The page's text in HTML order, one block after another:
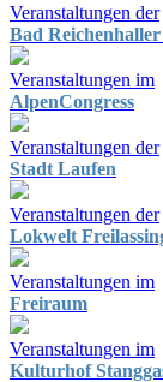
Veranstaltungen der
Bad
Veranstaltungen im
AlpenCongress
Veranstaltungen der
Stadt Laufen
Veranstaltungen der
Lokwelt
Veranstaltungen im
Freiraum
Veranstaltungen im
Kulturhof